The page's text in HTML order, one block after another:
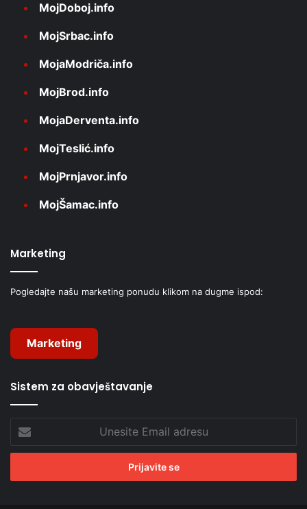
MojDoboj.info
MojSrbac.info
MojaModriča.info
MojBrod.info
MojaDerventa.info
MojTeslić.info
MojPrnjavor.info
MojŠamac.info
Marketing
Pogledajte našu marketing ponudu klikom na dugme ispod:
Marketing
Sistem za obavještavanje
Email
adresu